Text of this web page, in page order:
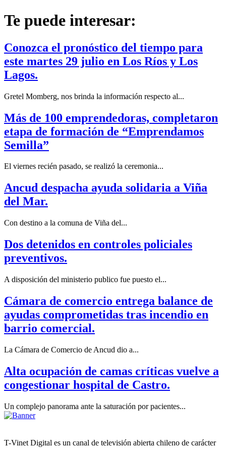
Te puede interesar:
Conozca el pronóstico del tiempo para
este martes 29 julio en Los Ríos y Los
Lagos.
Gretel Momberg, nos brinda la información respecto al...
Más de 100 emprendedoras, completaron
etapa de formación de “Emprendamos
Semilla”
El viernes recién pasado, se realizó la ceremonia...
Ancud despacha ayuda solidaria a Viña
del Mar.
Con destino a la comuna de Viña del...
Dos detenidos en controles policiales
preventivos.
A disposición del ministerio publico fue puesto el...
Cámara de comercio entrega balance de
ayudas comprometidas tras incendio en
barrio comercial.
La Cámara de Comercio de Ancud dio a...
Alta ocupación de camas críticas vuelve a
congestionar hospital de Castro.
Un complejo panorama ante la saturación por pacientes...
T-Vinet Digital es un canal de televisión abierta chileno de carácter